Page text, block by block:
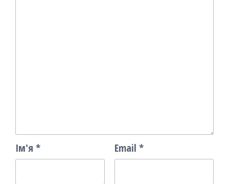
Ім'я * Email *